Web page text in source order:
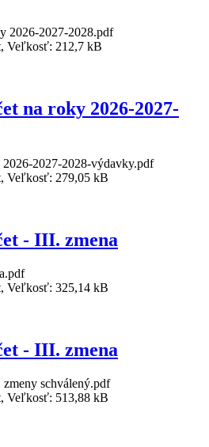
2026-2027-2028.pdf
Veľkosť: 212,7 kB
na roky 2026-2027-
2027-2028-výdavky.pdf
Veľkosť: 279,05 kB
- III. zmena
Veľkosť: 325,14 kB
- III. zmena
schválený.pdf
Veľkosť: 513,88 kB